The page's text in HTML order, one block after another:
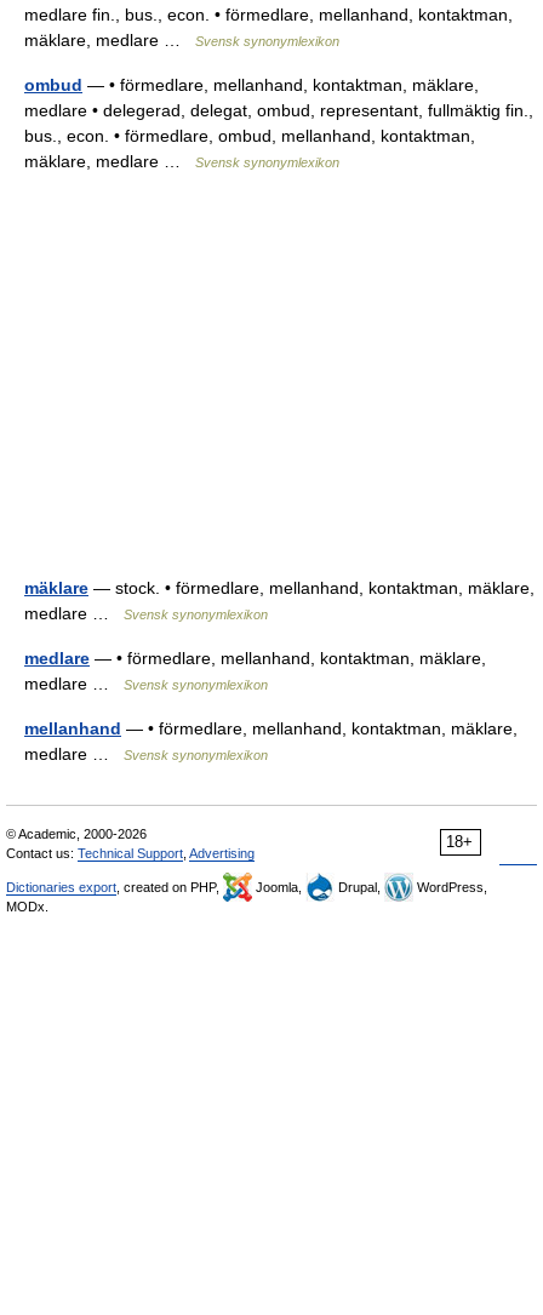
medlare fin., bus., econ. • förmedlare, mellanhand, kontaktman,
mäklare, medlare …
Svensk synonymlexikon
ombud — • förmedlare, mellanhand, kontaktman, mäklare,
medlare • delegerad, delegat, ombud, representant, fullmäktig fin.,
bus., econ. • förmedlare, ombud, mellanhand, kontaktman,
mäklare, medlare …
Svensk synonymlexikon
mäklare — stock. • förmedlare, mellanhand, kontaktman, mäklare,
medlare …
Svensk synonymlexikon
medlare — • förmedlare, mellanhand, kontaktman, mäklare,
medlare …
Svensk synonymlexikon
mellanhand — • förmedlare, mellanhand, kontaktman, mäklare,
medlare …
Svensk synonymlexikon
18+
© Academic, 2000-2026
Contact us: Technical Support Advertising
Dictionaries export , created on PHP, Joomla, Drupal,
WordPress,
MODx.